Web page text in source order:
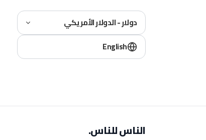
دولار - الدولار الأمريكي
English
الناس للناس.